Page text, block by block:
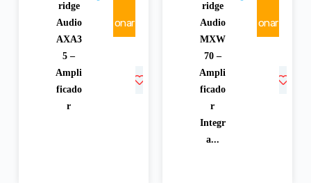
ridge
Audio
AXA3
5 –
Ampli
ficado
r
onar
ridge
Audio
MXW
70 –
Ampli
ficado
r
Integr
a...
onar